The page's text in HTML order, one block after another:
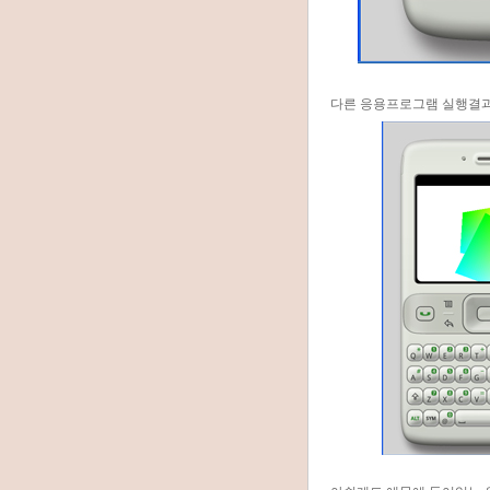
다른 응용프로그램 실행결